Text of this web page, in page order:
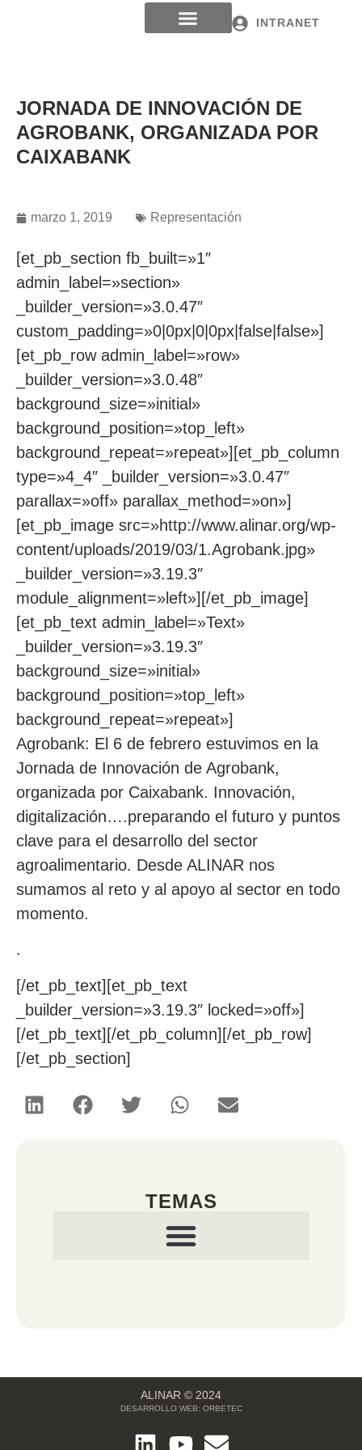
INTRANET
JORNADA DE INNOVACIÓN DE
AGROBANK, ORGANIZADA POR
CAIXABANK
marzo 1, 2019 Representación
[et_pb_section fb_built=»1″
admin_label=»section»
_builder_version=»3.0.47″
custom_padding=»0|0px|0|0px|false|false»]
[et_pb_row admin_label=»row»
_builder_version=»3.0.48″
background_size=»initial»
background_position=»top_left»
background_repeat=»repeat»][et_pb_column
type=»4_4″ _builder_version=»3.0.47″
parallax=»off» parallax_method=»on»]
[et_pb_image src=»http://www.alinar.org/wp-
content/uploads/2019/03/1.Agrobank.jpg»
_builder_version=»3.19.3″
module_alignment=»left»][/et_pb_image]
[et_pb_text admin_label=»Text»
_builder_version=»3.19.3″
background_size=»initial»
background_position=»top_left»
background_repeat=»repeat»]
Agrobank: El 6 de febrero estuvimos en la
Jornada de Innovación de Agrobank,
organizada por Caixabank. Innovación,
digitalización….preparando el futuro y puntos
clave para el desarrollo del sector
agroalimentario. Desde ALINAR nos
sumamos al reto y al apoyo al sector en todo
momento.
.
[/et_pb_text][et_pb_text
_builder_version=»3.19.3″ locked=»off»]
[/et_pb_text][/et_pb_column][/et_pb_row]
[/et_pb_section]
TEMAS
ALINAR © 2024
DESARROLLO WEB: ORBETEC